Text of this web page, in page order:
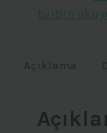
türbin